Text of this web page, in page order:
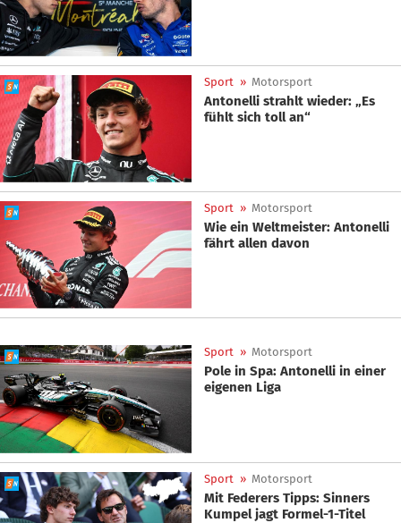
Sport » Motorsport
Antonelli strahlt wieder: „Es
fühlt sich toll an“
Sport » Motorsport
Wie ein Weltmeister: Antonelli
fährt allen davon
Sport » Motorsport
Pole in Spa: Antonelli in einer
eigenen Liga
Sport » Motorsport
Mit Federers Tipps: Sinners
Kumpel jagt Formel-1-Titel